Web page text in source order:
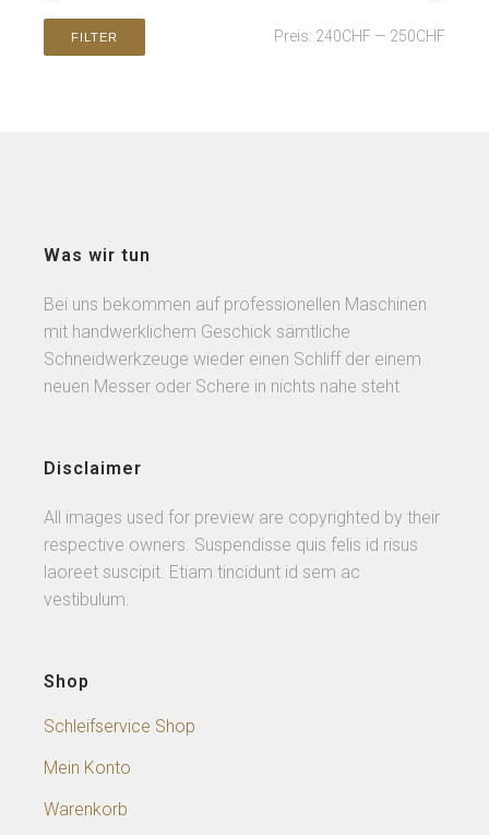
FILTER Preis: 240CHF — 250CHF
Was wir tun
Bei uns bekommen auf professionellen Maschinen
mit handwerklichem Geschick sämtliche
Schneidwerkzeuge wieder einen Schliff der einem
neuen Messer oder Schere in nichts nahe steht
Disclaimer
All images used for preview are copyrighted by their
respective owners. Suspendisse quis felis id risus
laoreet suscipit. Etiam tincidunt id sem ac
vestibulum.
Shop
Schleifservice Shop
Mein Konto
Warenkorb